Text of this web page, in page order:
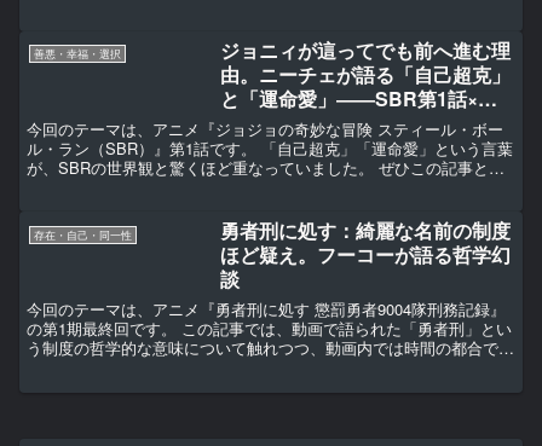
善悪・幸福・選択
ジョニィが這ってでも前へ進む理
由。ニーチェが語る「自己超克」
と「運命愛」――SBR第1話×哲
学
今回のテーマは、アニメ『ジョジョの奇妙な冒険 スティール・ボー
ル・ラン（SBR）』第1話です。 「自己超克」「運命愛」という言葉
が、SBRの世界観と驚くほど重なっていました。 ぜひこの記事と動
存在・自己・同一性
勇者刑に処す：綺麗な名前の制度
ほど疑え。フーコーが語る哲学幻
談
今回のテーマは、アニメ『勇者刑に処す 懲罰勇者9004隊刑務記録』
の第1期最終回です。 この記事では、動画で語られた「勇者刑」とい
う制度の哲学的な意味について触れつつ、動画内では時間の都合で語